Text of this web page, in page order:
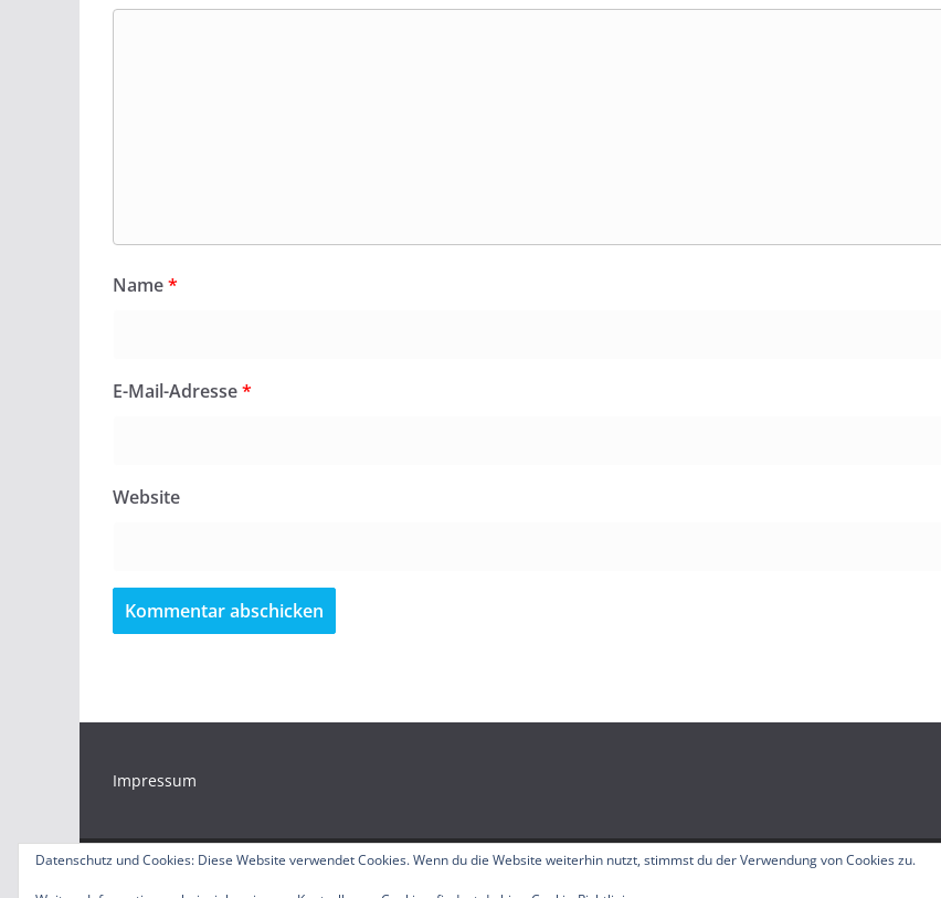
Name*
E-Mail-Adresse*
Website
Impressum
Datenschutz und Cookies: Diese Website verwendet Cookies. Wenn du die Website weiterhin nutzt, stimmst du der Verwendung von Cookies zu.